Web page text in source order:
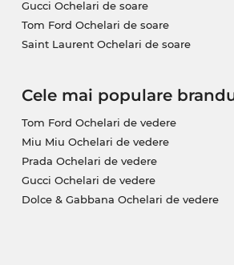
online este desemnat cu
de zi.
Gucci Ochelari de soare
Tom Ford Ochelari de soare
Saint Laurent Ochelari de soare
Cele mai populare
Tom Ford Ochelari de vedere
Miu Miu Ochelari de vedere
Prada Ochelari de vedere
Gucci Ochelari de vedere
Dolce & Gabbana Ochelari de vedere